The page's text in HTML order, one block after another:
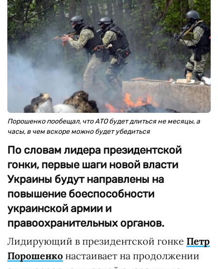
Порошенко пообещал, что АТО будет длиться не месяцы, а
часы, в чем вскоре можно будет убедиться
По словам лидера президентской
гонки, первые шаги новой власти
Украины будут направлены на
повышение боеспособности
украинской армии и
правоохранительных органов.
Лидирующий в президентской гонке Петр
Порошенко настаивает на продолжении